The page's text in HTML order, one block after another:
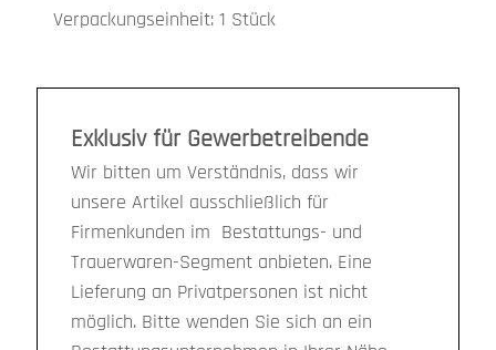
Verpackungseinheit: 1 Stück
Exklusiv für Gewerbetreibende
Wir bitten um Verständnis, dass wir
unsere Artikel ausschließlich für
Firmenkunden im Bestattungs- und
Trauerwaren-Segment anbieten. Eine
Lieferung an Privatpersonen ist nicht
möglich. Bitte wenden Sie sich an ein